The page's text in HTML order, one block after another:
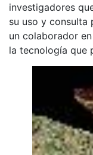
investigadores
su uso y consulta
un colaborador
la tecnología que